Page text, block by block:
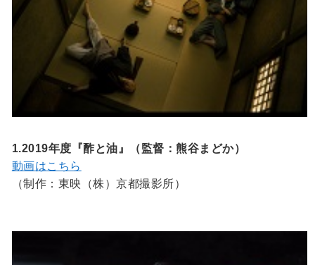
1.2019年度『酢と油』（監督：熊谷まどか）
動画はこちら
（制作：東映（株）京都撮影所）